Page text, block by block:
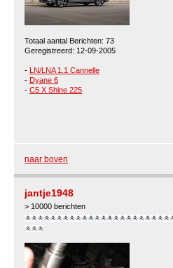
Totaal aantal Berichten: 73
Geregistreerd: 12-09-2005
- LN/LNA 1.1 Cannelle
- Dyane 6
- C5 X Shine 225
naar boven
jantje1948
> 10000 berichten